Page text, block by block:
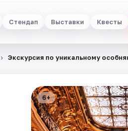
Стендап Выставки Квесты
Экскурсия по уникальному
6+